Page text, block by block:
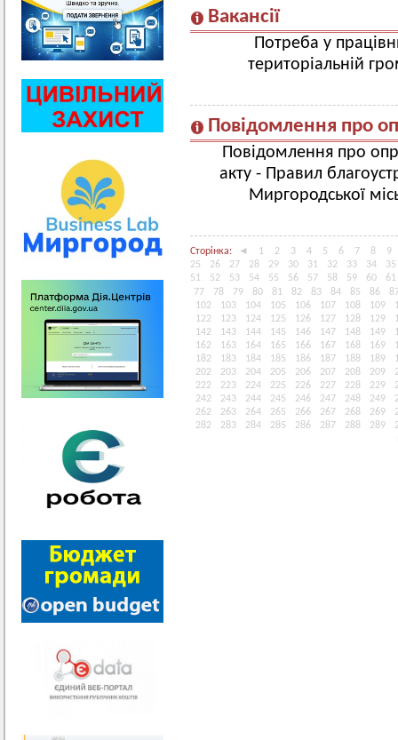
Вакансії
Потреба у
територіальній
Повідомлення про
Повідомлення про
акту - Правил
Миргородської
Сторінка: ◄ 1 2 3 4 5 6 7 8
9
25
26 27 28 29 30 31 32 33 34
35
51
52 53 54 55 56 57 58 59 60
61
77
78 79 80 81 82 83 84 85 86
102
103 104 105 106 107 108 109
122
123 124 125 126 127 128 129
142
143 144 145 146 147 148 149
162
163 164 165 166 167 168 169
182
183 184 185 186 187 188 189
202
203 204 205 206 207 208 209
222
223 224 225 226 227 228 229
242
243 244 245 246 247 248 249
262
263 264 265 266 267 268 269
282
283 284 285 286 287 288 289